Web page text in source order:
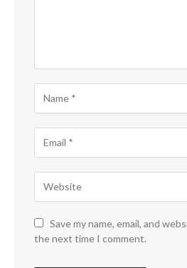
Save my name, email, and
the next time I comment.